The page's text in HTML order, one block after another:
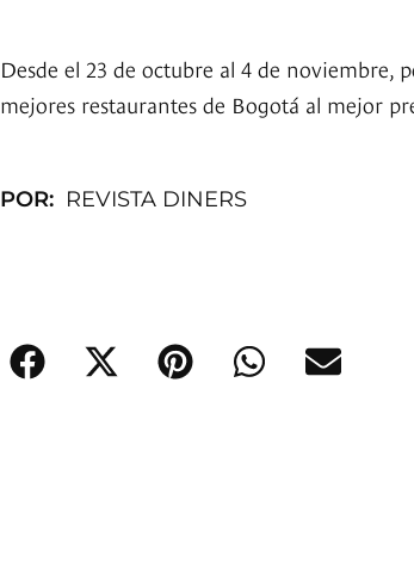
Desde el 23 de octubre al 4 de noviembre,
mejores restaurantes de Bogotá al mejor
POR: REVISTA DINERS